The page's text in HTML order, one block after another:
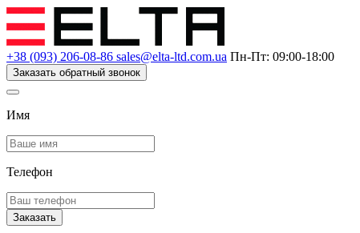
+38 (093) 206-08-86 sales@elta-ltd.com.ua Пн-Пт: 09:00-18:00
Заказать обратный звонок
Имя
Телефон
Заказать